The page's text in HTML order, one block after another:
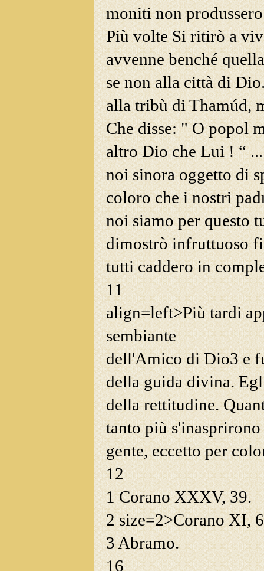
moniti non
Più volte Si ritirò a
avvenne benché
se non alla città di
alla tribù di Thamúd,
Che disse: " O popol
altro Dio che Lui ! “
noi sinora oggetto di
coloro che i nostri
noi siamo per questo
dimostrò infruttuoso
tutti caddero in
11
align=left>Più tardi
sembiante
dell'Amico di Dio3e
della guida divina.
della rettitudine.
tanto più
gente, eccetto per
12
1Corano XXXV, 39.
2size=2>Corano XI,
3Abramo.
16